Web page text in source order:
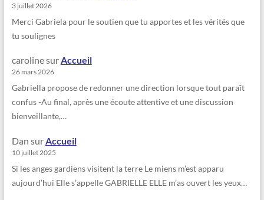
3 juillet 2026
Merci Gabriela pour le soutien que tu apportes et les vérités que
tu soulignes
carolinesurAccueil
26 mars 2026
Gabriella propose de redonner une direction lorsque tout paraît
confus -Au final, après une écoute attentive et une discussion
bienveillante,…
Dan surAccueil
10 juillet 2025
Si les anges gardiens visitent la terre Le miens m’est apparu
aujourd’hui Elle s’appelle GABRIELLE ELLE m’as ouvert les yeux…